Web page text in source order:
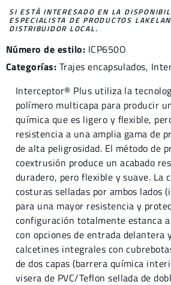
SI ESTÁ INTERESADO EN LA
ESPECIALISTA DE PRODUCTOS
DISTRIBUIDOR LOCAL.
Número de estilo: ICP650O
Categorías: Trajes encapsulados,
Interceptor® Plus utiliza la
polímero multicapa para producir
química que es ligero y flexible,
resistencia a una amplia gama de
de alta peligrosidad. El método de
coextrusión produce un acabado
duradero, pero flexible y suave. La
costuras selladas por ambos lados
para una mayor resistencia y
configuración totalmente estanca a
con opciones de entrada delantera
calcetines integrales con
de dos capas (barrera química
visera de PVC/Teflon sellada de